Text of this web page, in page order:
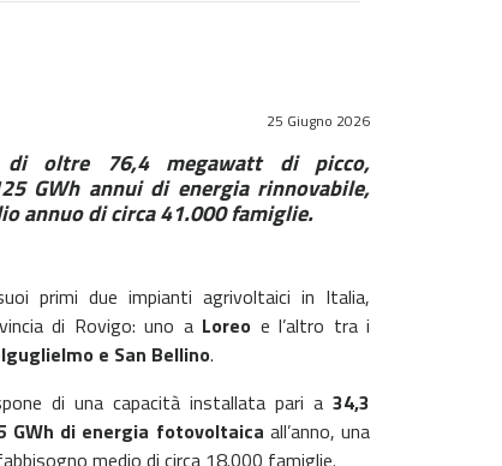
25 Giugno 2026
di oltre 76,4 megawatt di picco,
GWh annui di energia rinnovabile,
annuo di circa 41.000 famiglie.
primi due impianti agrivoltaici in Italia,
di Rovigo: uno a Loreo e l’altro tra i
e San Bellino.
di una capacità installata pari a 34,3
GWh di energia fotovoltaica all’anno, una
medio di circa 18.000 famiglie.